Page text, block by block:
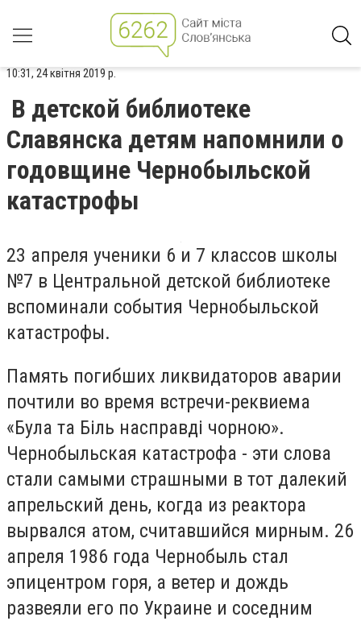
10:31, 24 квітня 2019 р.
В детской библиотеке
Славянска детям напомнили о
годовщине Чернобыльской
катастрофы
23 апреля ученики 6 и 7 классов школы
№7 в Центральной детской библиотеке
вспоминали события Чернобыльской
катастрофы.
Память погибших ликвидаторов аварии
почтили во время встречи-реквиема
«Була та Біль насправді чорною».
Чернобыльская катастрофа - эти слова
стали самыми страшными в тот далекий
апрельский день, когда из реактора
вырвался атом, считавшийся мирным. 26
апреля 1986 года Чернобыль стал
эпицентром горя, а ветер и дождь
развеяли его по Украине и соседним